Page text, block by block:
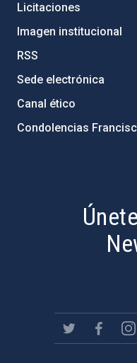
Licitaciones
Imagen institucional
RSS
Sede electrónica
Canal ético
Condolencias